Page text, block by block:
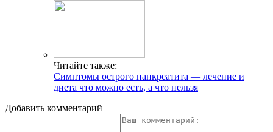
Читайте также:
Симптомы острого панкреатита — лечение и
диета что можно есть, а что нельзя
Добавить комментарий